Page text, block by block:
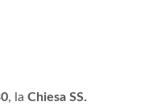
, la Chiesa SS.